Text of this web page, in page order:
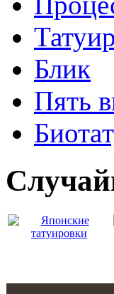
Блик
Пять